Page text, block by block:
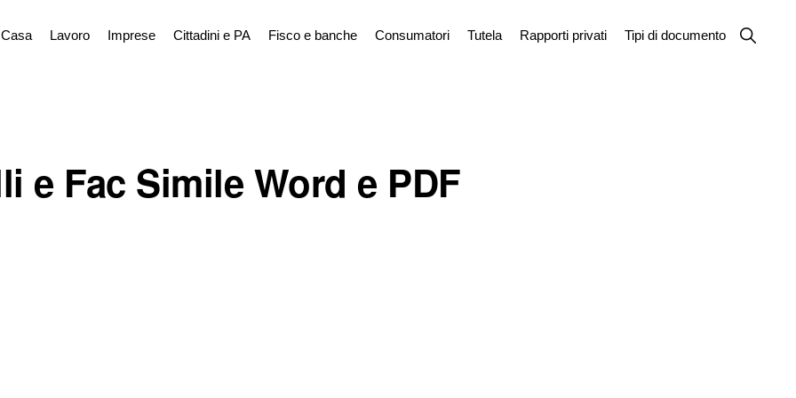
Casa Lavoro Imprese Cittadini e PA Fisco e banche Consumatori Tutela Rapporti privati Tipi di documento
Show
Search
e Fac Simile Word e PDF